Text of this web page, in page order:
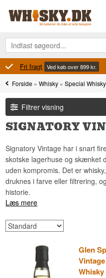
100% Danskejet Ejet og drevet
Forside »Whisky »Special Whisky
Filtrer visning
SIGNATORY
Signatory Vintage har i snart
skotske lagerhuse og skænket
uden kompromis. Det er
druknes i farve eller filtrering,
historie.
Læs mere
Glen
Whisky